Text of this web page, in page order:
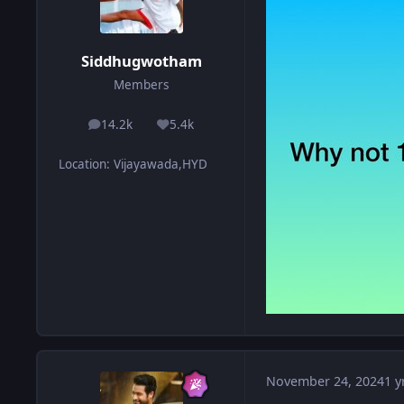
Siddhugwotham
Members
14.2k
posts 5.4k
Reputation
Location: Vijayawada,HYD
November 24, 20241